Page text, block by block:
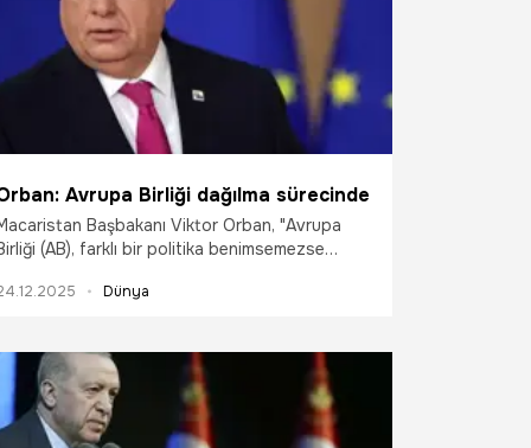
Avrupa Birliği dağılma sürecinde
Başbakanı Viktor Orban, "Avrupa
(AB), farklı bir politika benimsemezse
kullanarak, "AB dağılma sürecinde"
Dünya